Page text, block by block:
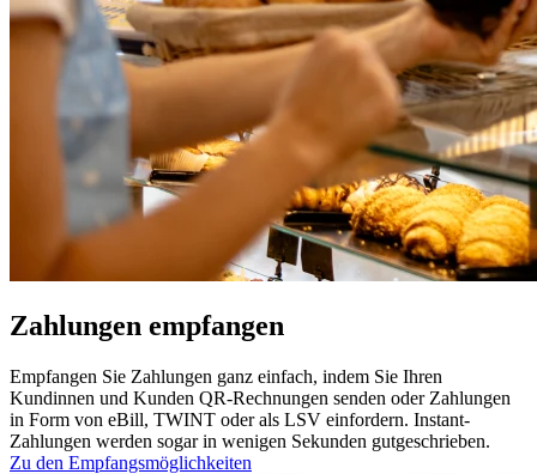
Zahlungen empfangen
Empfangen Sie Zahlungen ganz einfach, indem Sie Ihren
Kundinnen und Kunden QR-Rechnungen senden oder Zahlungen
in Form von eBill, TWINT oder als LSV einfordern. Instant-
Zahlungen werden sogar in wenigen Sekunden gutgeschrieben.
Zu den Empfangsmöglichkeiten